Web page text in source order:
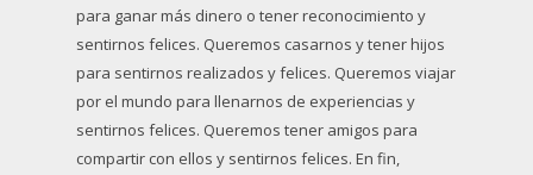
para ganar más dinero o tener reconocimiento y
sentirnos felices. Queremos casarnos y tener hijos
para sentirnos realizados y felices. Queremos viajar
por el mundo para llenarnos de experiencias y
sentirnos felices. Queremos tener amigos para
compartir con ellos y sentirnos felices. En fin,